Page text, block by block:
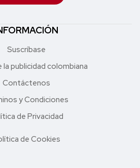
Suscríbase
la publicidad colombiana
Contáctenos
y Condiciones
de Privacidad
de Cookies